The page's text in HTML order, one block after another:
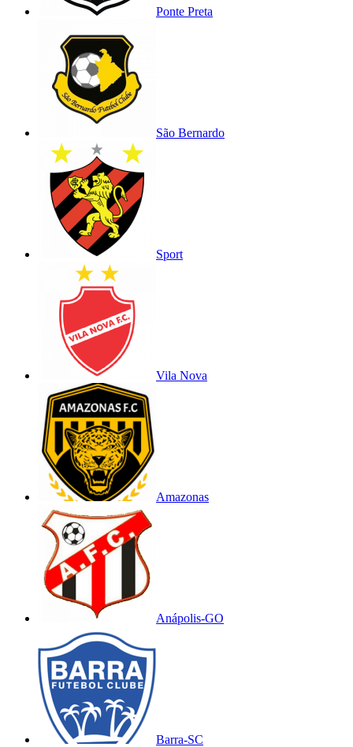
Ponte Preta
São Bernardo
Sport
Vila Nova
Amazonas
Anápolis-GO
Barra-SC